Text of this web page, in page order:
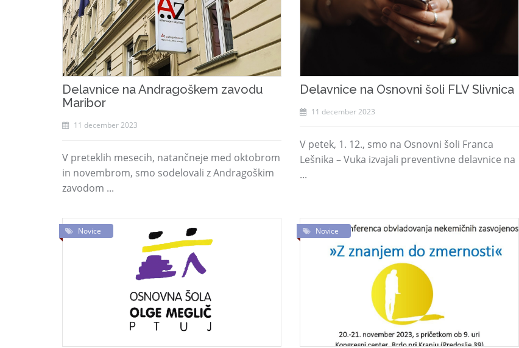
Delavnice na Andragoškem zavodu
Maribor
11 december 2023
V preteklih mesecih, natančneje med oktobrom
in novembrom, smo sodelovali z Andragoškim
zavodom ...
Delavnice na Osnovni šoli FLV Slivnica
11 december 2023
V petek, 1. 12., smo na Osnovni šoli Franca
Lešnika – Vuka izvajali preventivne delavnice na
...
Novice Novice